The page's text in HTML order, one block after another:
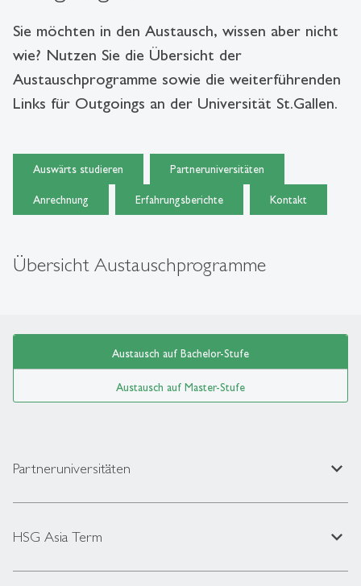
Sie möchten in den Austausch, wissen aber nicht
wie? Nutzen Sie die Übersicht der
Austauschprogramme sowie die weiterführenden
Links für Outgoings an der Universität St.Gallen.
Auswärts studieren Partneruniversitäten
Anrechnung Erfahrungsberichte Kontakt
Übersicht Austauschprogramme
Austausch auf Bachelor-Stufe
Austausch auf Master-Stufe
Partneruniversitäten expand_less
HSG Asia Term expand_less